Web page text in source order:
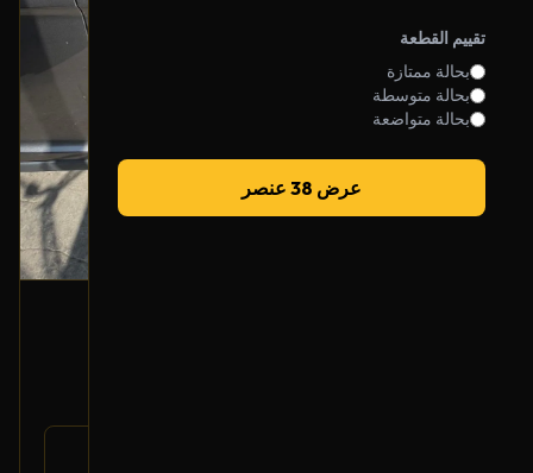
تقييم القطعة
بحالة ممتازة
بحالة متوسطة
بحالة متواضعة
عرض 38 عنصر